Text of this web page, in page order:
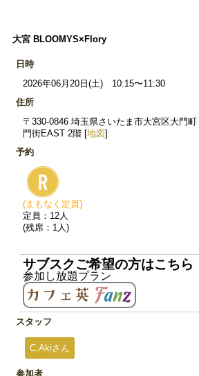
大宮 BLOOMYS×Flory
日時
2026年06月20日(土) 10:15〜11:30
住所
〒330-0846 埼玉県さいたま市大宮区大門
門街EAST 2階 [地図]
予約
(まもなく定員)
定員：12人
(残席：1人)
サブスクご希望の方はこちら
参加し放題プラン
スタッフ
C,Akiさん
参加者